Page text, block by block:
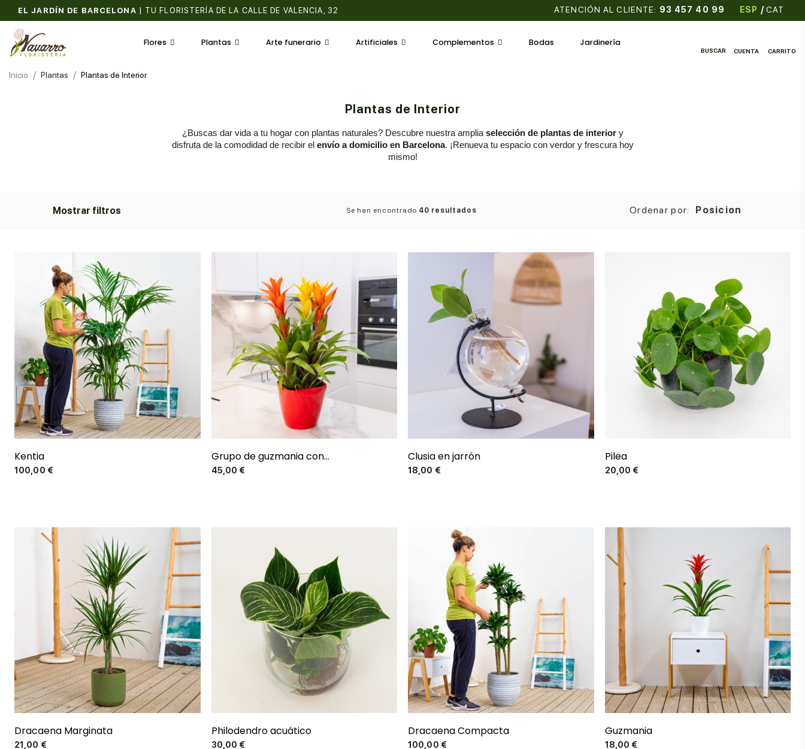
EL JARDÍN DE BARCELONA UNA PASIÓN HEREDADA ATENCIÓN AL CLIENTE: 93 457 40 99 ESP / CAT
Flores Plantas Arte funerario Artificiales Complementos Bodas Jardinería
CARRITO
CUENTA
BUSCAR
Inicio Plantas Plantas de Interior
Plantas de Interior
¿Buscas dar vida a tu hogar con plantas naturales? Descubre nuestra amplia selección de plantas de interiory
disfruta de la comodidad de recibir el envío a domicilio en Barcelona. ¡Renueva tu espacio con verdor y frescura hoy
mismo!
Mostrar filtros Se han encontrado 40 resultados Ordenar por: Posicion
El más vendido
Kentia
100,00 €
Grupo de guzmania con...
45,00 €
Clusia en jarrón
18,00 €
Pilea
20,00 €
El más vendido
Dracaena Marginata
21,00 €
Philodendro acuático
30,00 €
Dracaena Compacta
100,00 €
Guzmania
18,00 €